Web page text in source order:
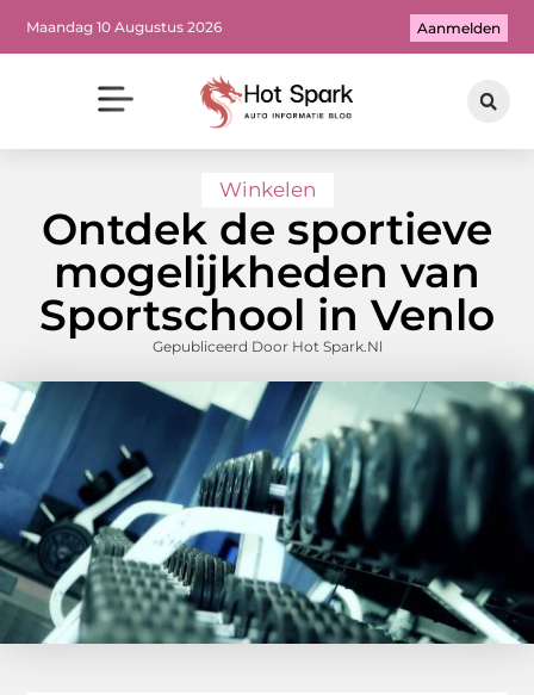
Maandag 10 Augustus 2026 Aanmelden
Winkelen
Ontdek de sportieve
mogelijkheden van
Sportschool in Venlo
Gepubliceerd Door Hot Spark.nl